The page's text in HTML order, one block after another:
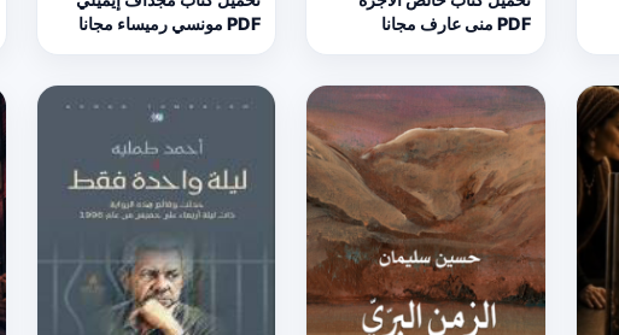
PDF منى عارف مجانا
PDF مونسي رميساء مجانا